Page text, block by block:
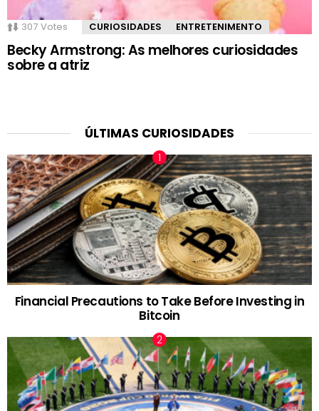
307 Votes CURIOSIDADES ENTRETENIMENTO
Becky Armstrong: As melhores curiosidades
sobre a atriz
ÚLTIMAS CURIOSIDADES
Financial Precautions to Take Before Investing in
Bitcoin